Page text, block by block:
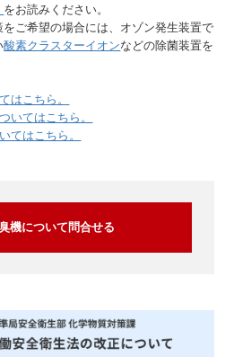
をお読みください。
ご希望の場合には、オゾン発生装置で
酸素クラスターイオンなどの除菌装置を
はこちら。
いてはこちら。
てはこちら。
機について問合せる